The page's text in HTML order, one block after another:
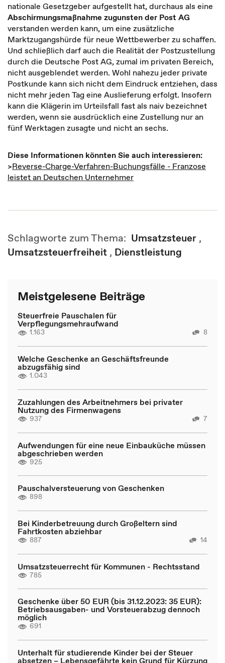
nationale Gesetzgeber aufgestellt hat, durchaus als eine
Abschirmungsmaßnahme zugunsten der Post AG
verstanden werden kann, um eine zusätzliche
Marktzugangshürde für neue Wettbewerber zu schaffen.
Und schließlich darf auch die Realität der Postzustellung
durch die Deutsche Post AG, zumal im privaten Bereich,
nicht ausgeblendet werden. Wohl nahezu jeder private
Postkunde kann sich nicht dem Eindruck entziehen, dass
nicht mehr jeden Tag eine Auslieferung erfolgt. Insofern
kann die Klägerin im Urteilsfall fast als naiv bezeichnet
werden, wenn sie ausdrücklich eine Zustellung nur an
fünf Werktagen zusagte und nicht an sechs.
Diese Informationen könnten Sie auch interessieren:
>Reverse-Charge-Verfahren-Buchungsfälle - Franzose
leistet an Deutschen Unternehmer
Schlagworte zum Thema: Umsatzsteuer ,
Umsatzsteuerfreiheit , Dienstleistung
Meistgelesene Beiträge
Steuerfreie Pauschalen für
Verpflegungsmehraufwand
1.163 8
Welche Geschenke an Geschäftsfreunde
abzugsfähig sind
1.043
Zuzahlungen des Arbeitnehmers bei privater
Nutzung des Firmenwagens
937 7
Aufwendungen für eine neue Einbauküche müssen
abgeschrieben werden
925
Pauschalversteuerung von Geschenken
898
Bei Kinderbetreuung durch Großeltern sind
Fahrtkosten abziehbar
887 14
Umsatzsteuerrecht für Kommunen - Rechtsstand
785
Geschenke über 50 EUR (bis 31.12.2023: 35 EUR):
Betriebsausgaben- und Vorsteuerabzug dennoch
möglich
691
Unterhalt für studierende Kinder bei der Steuer
absetzen – Lebensgefährte kein Grund für Kürzung